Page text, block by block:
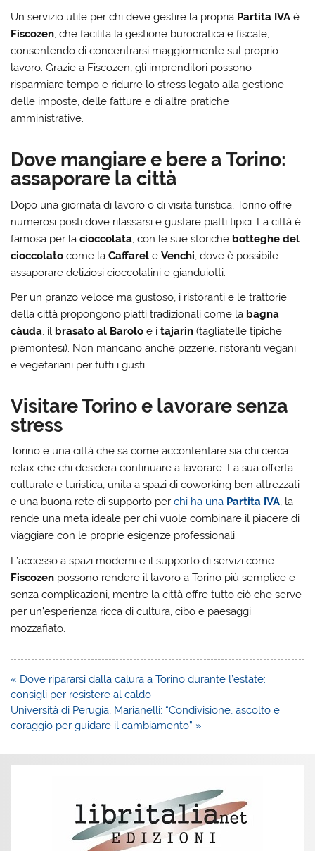
Un servizio utile per chi deve gestire la propria Partita IVA è
Fiscozen, che facilita la gestione burocratica e fiscale,
consentendo di concentrarsi maggiormente sul proprio
lavoro. Grazie a Fiscozen, gli imprenditori possono
risparmiare tempo e ridurre lo stress legato alla gestione
delle imposte, delle fatture e di altre pratiche
amministrative.
Dove mangiare e bere a Torino:
assaporare la città
Dopo una giornata di lavoro o di visita turistica, Torino offre
numerosi posti dove rilassarsi e gustare piatti tipici. La città è
famosa per lacioccolata, con le sue storiche botteghe del
cioccolato come laCaffarel eVenchi, dove è possibile
assaporare deliziosi cioccolatini e gianduiotti.
Per un pranzo veloce ma gustoso, i ristoranti e le trattorie
della città propongono piatti tradizionali come la bagna
càuda, il brasato al Barolo e itajarin (tagliatelle tipiche
piemontesi). Non mancano anche pizzerie, ristoranti vegani
e vegetariani per tutti i gusti.
Visitare Torino e lavorare senza
stress
Torino è una città che sa come accontentare sia chi cerca
relax che chi desidera continuare a lavorare. La sua offerta
culturale e turistica, unita a spazi di coworking ben attrezzati
e una buona rete di supporto perchi ha una Partita IVA, la
rende una meta ideale per chi vuole combinare il piacere di
viaggiare con le proprie esigenze professionali.
L’accesso a spazi moderni e il supporto di servizi come
Fiscozen possono rendere il lavoro a Torino più semplice e
senza complicazioni, mentre la città offre tutto ciò che serve
per un’esperienza ricca di cultura, cibo e paesaggi
mozzafiato.
Navigazione
articoli
« Dove ripararsi dalla calura a Torino durante l’estate:
consigli per resistere al caldo
Università di Perugia, Marianelli: “Condivisione, ascolto e
coraggio per guidare il cambiamento” »